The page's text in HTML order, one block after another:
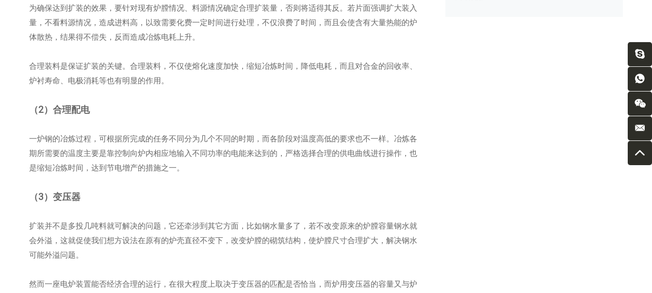
为确保达到扩装的效果，要针对现有炉膛情况、料源情况确定合理扩装量，否则将适得其反。若片面强调扩大装入
量，不看料源情况，造成进料高，以致需要化费一定时间进行处理，不仅浪费了时间，而且会使含有大量热能的炉
体散热，结果得不偿失，反而造成冶炼电耗上升。
合理装料是保证扩装的关键。合理装料，不仅使熔化速度加快，缩短冶炼时间，降低电耗，而且对合金的回收率、
炉衬寿命、电极消耗等也有明显的作用。
（2）合理配电
一炉钢的冶炼过程，可根据所完成的任务不同分为几个不同的时期，而各阶段对温度高低的要求也不一样。冶炼各
期所需要的温度主要是靠控制向炉内相应地输入不同功率的电能来达到的，严格选择合理的供电曲线进行操作，也
是缩短冶炼时间，达到节电增产的措施之一。
（3）变压器
扩装并不是多投几吨料就可解决的问题，它还牵涉到其它方面，比如钢水量多了，若不改变原来的炉膛容量钢水就
会外溢，这就促使我们想方设法在原有的炉壳直径不变下，改变炉膛的砌筑结构，使炉膛尺寸合理扩大，解决钢水
可能外溢问题。
然而一座电炉装置能否经济合理的运行，在很大程度上取决于变压器的匹配是否恰当，而炉用变压器的容量又与炉